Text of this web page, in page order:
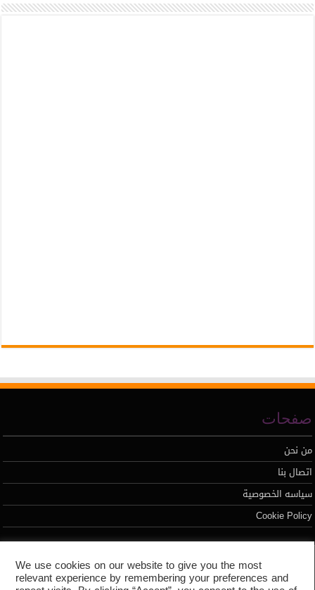
صفحات
من نحن
اتصال بنا
سياسه الخصوصية
Cookie Policy
تطوير محمد السيد
We use cookies on our website to give you the most
relevant experience by remembering your preferences and